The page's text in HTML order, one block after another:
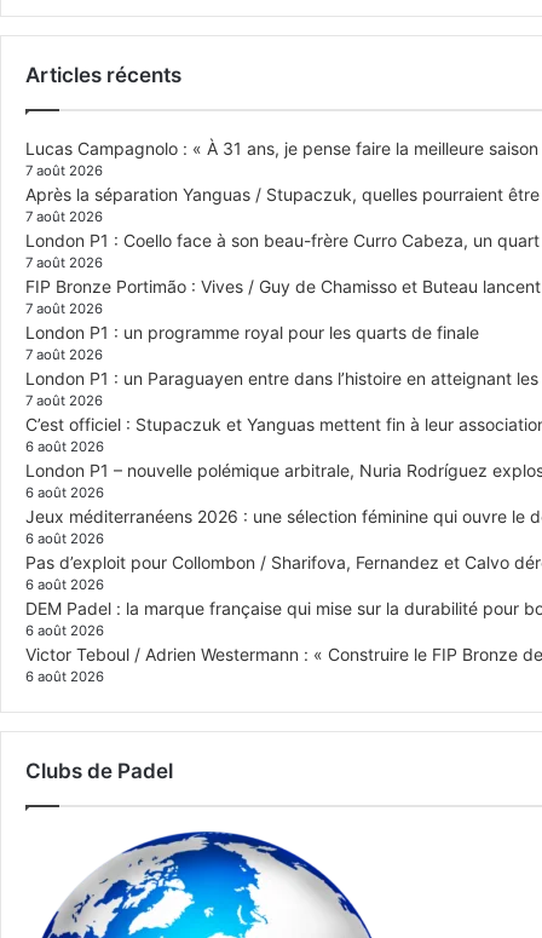
Articles récents
Lucas Campagnolo : « À 31 ans, je pense faire la meilleure
7 août 2026
Après la séparation Yanguas / Stupaczuk, quelles pourraient
7 août 2026
London P1 : Coello face à son beau-frère Curro Cabeza, un
7 août 2026
FIP Bronze Portimão : Vives / Guy de Chamisso et Buteau
7 août 2026
London P1 : un programme royal pour les quarts de finale
7 août 2026
London P1 : un Paraguayen entre dans l’histoire en atteignant
7 août 2026
C’est officiel : Stupaczuk et Yanguas mettent fin à leur
6 août 2026
London P1 – nouvelle polémique arbitrale, Nuria Rodríguez
6 août 2026
Jeux méditerranéens 2026 : une sélection féminine qui ouvre le
6 août 2026
Pas d’exploit pour Collombon / Sharifova, Fernandez et Calvo
6 août 2026
DEM Padel : la marque française qui mise sur la durabilité pour
6 août 2026
Victor Teboul / Adrien Westermann : « Construire le FIP Bronze
6 août 2026
Clubs de Padel